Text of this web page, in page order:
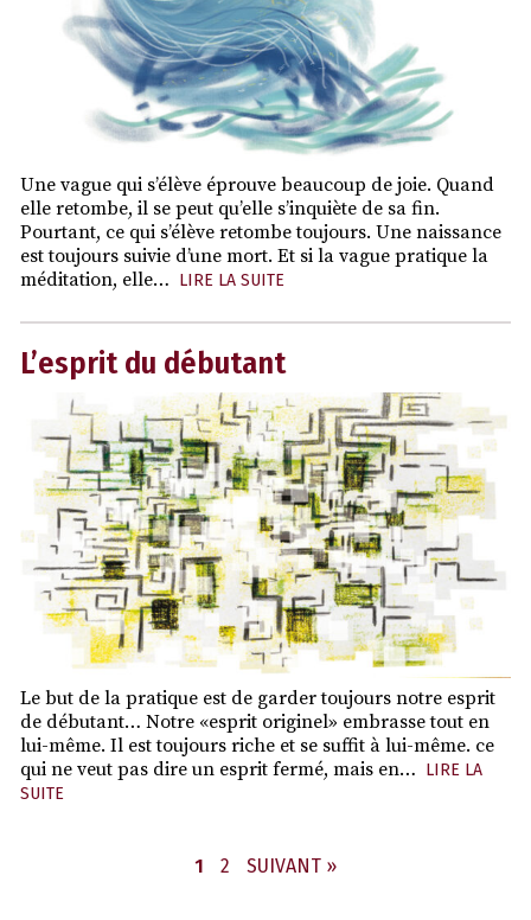
Une vague qui s’élève éprouve beaucoup de joie. Quand
elle retombe, il se peut qu’elle s’inquiète de sa fin.
Pourtant, ce qui s’élève retombe toujours. Une naissance
est toujours suivie d’une mort. Et si la vague pratique la
méditation, elle… LIRE LA SUITE
L’esprit du débutant
Le but de la pratique est de garder toujours notre esprit
de débutant… Notre «esprit originel» embrasse tout en
lui-même. Il est toujours riche et se suffit à lui-même. ce
qui ne veut pas dire un esprit fermé, mais en… LIRE LA
SUITE
PAGE
1 PAGE
2 SUIVANT »